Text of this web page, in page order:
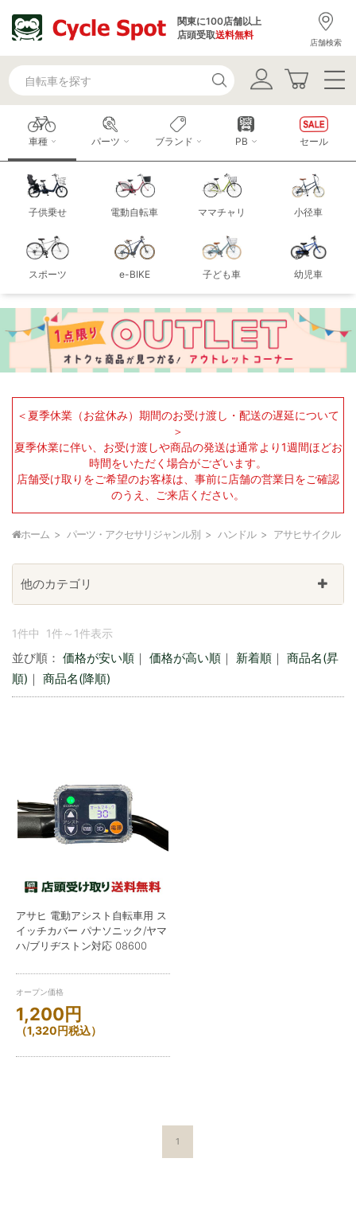
関東に100店舗以上
店頭受取送料無料
店舗検索
車種
子供乗せ 電動自転車 ママチャリ 小径車
スポーツ e-BIKE 子ども車 幼児車
パーツ ブランド PB セール
＜夏季休業（お盆休み）期間のお受け渡し・配送の遅延について
＞
夏季休業に伴い、お受け渡しや商品の発送は通常より1週間ほどお
時間をいただく場合がございます。
店舗受け取りをご希望のお客様は、事前に店舗の営業日をご確認
のうえ、ご来店ください。
ホーム パーツ・アクセサリジャンル別 ハンドル アサヒサイクル
1件中 1件～1件表示
並び順： 価格が安い順 ｜ 価格が高い順 ｜ 新着順 ｜ 商品名(昇
順) ｜ 商品名(降順)
アサヒ 電動アシスト自転車用 ス
イッチカバー パナソニック/ヤマ
ハ/ブリヂストン対応 08600
オープン価格
1,200円
（1,320円税込）
1
他のカテゴリ